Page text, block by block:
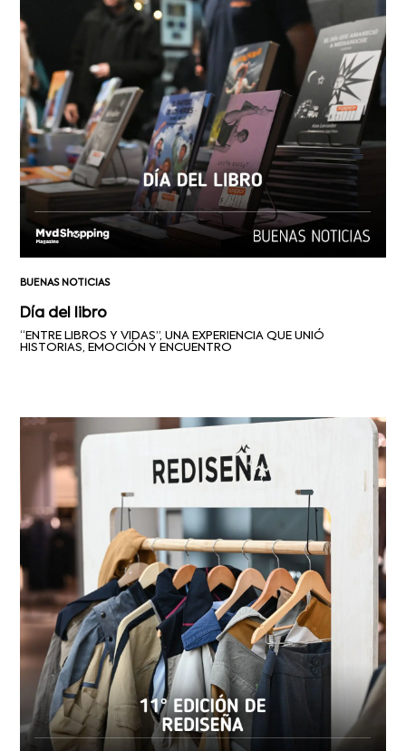
BUENAS NOTICIAS
Día del libro
“ENTRE LIBROS Y VIDAS”, UNA EXPERIENCIA QUE UNIÓ
HISTORIAS, EMOCIÓN Y ENCUENTRO